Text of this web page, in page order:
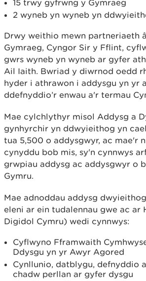
15 trwy gyfrwng y Gymraeg
2 wyneb yn wyneb yn
Drwy weithio mewn partneriaeth
Gymraeg, Cyngor Sir y Fflint,
gwrs wyneb yn wyneb ar gyfer
Ail Iaith. Bwriad y diwrnod oedd
hyder i athrawon i addysgu yn yr
ddefnyddio’r enwau a'r termau
Mae cylchlythyr misol Addysg a
gynhyrchir yn ddwyieithog yn
tua 5,500 o addysgwyr, ac mae'r
cynyddu bob mis, sy'n cynnwys
grwpiau addysg ac addysgwyr o
Gymru.
Mae adnoddau addysg
eleni ar ein tudalennau gwe ac ar
Digidol Cymru) wedi cynnwys:
Cyflwyno Fframwaith
Ddysgu yn yr Awyr Agored
Cynllunio, datblygu, defnyddio
chadw perllan ar gyfer dysgu